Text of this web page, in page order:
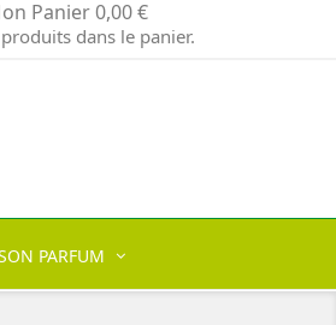
Panier0,00 €
dans le panier.
PARFUM